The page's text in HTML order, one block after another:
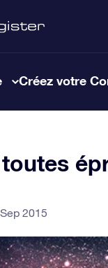
Créez votre
2015